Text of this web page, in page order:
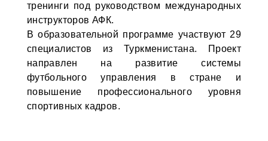
тренинги под руководством международных
инструкторов АФК.
В образовательной программе участвуют 29
специалистов из Туркменистана. Проект
направлен на развитие системы
футбольного управления в стране и
повышение профессионального уровня
спортивных кадров.